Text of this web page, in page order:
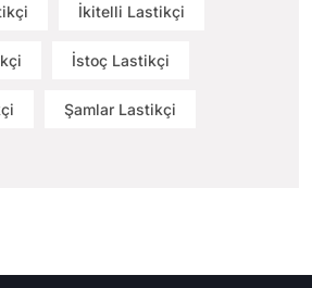
İkitelli Lastikçi
İstoç Lastikçi
Şamlar Lastikçi